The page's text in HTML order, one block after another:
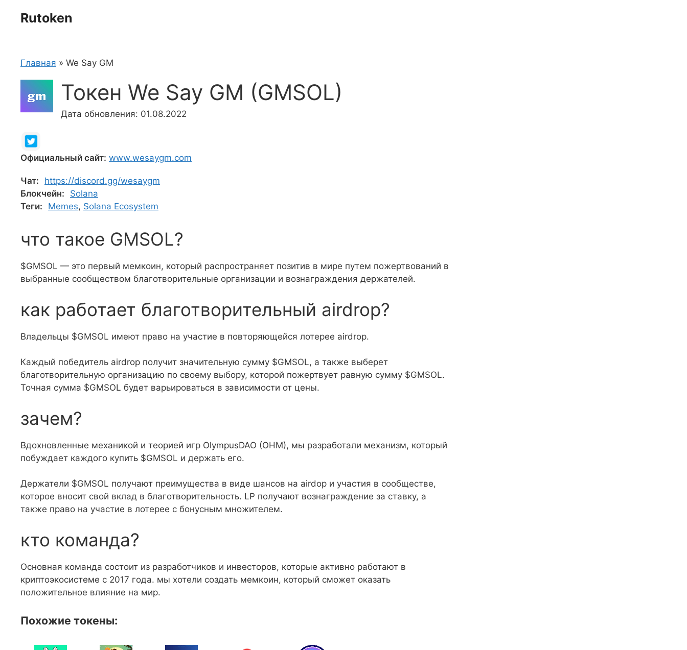
Rutoken
Главная » We Say GM
Токен We Say GM (GMSOL)
Дата обновления: 01.08.2022
Официальный сайт: www.wesaygm.com
Чат:
https://discord.gg/wesaygm
Блокчейн:
Solana
Теги:
Memes, Solana Ecosystem
что такое GMSOL?
$GMSOL — это первый мемкоин, который распространяет позитив в мире путем пожертвований в
выбранные сообществом благотворительные организации и вознаграждения держателей.
как работает благотворительный airdrop?
Владельцы $GMSOL имеют право на участие в повторяющейся лотерее airdrop.
Каждый победитель airdrop получит значительную сумму $GMSOL, а также выберет
благотворительную организацию по своему выбору, которой пожертвует равную сумму $GMSOL.
Точная сумма $GMSOL будет варьироваться в зависимости от цены.
зачем?
Вдохновленные механикой и теорией игр OlympusDAO (OHM), мы разработали механизм, который
побуждает каждого купить $GMSOL и держать его.
Держатели $GMSOL получают преимущества в виде шансов на airdop и участия в сообществе,
которое вносит свой вклад в благотворительность. LP получают вознаграждение за ставку, а
также право на участие в лотерее с бонусным множителем.
кто команда?
Основная команда состоит из разработчиков и инвесторов, которые активно работают в
криптоэкосистеме с 2017 года. мы хотели создать мемкоин, который сможет оказать
положительное влияние на мир.
Похожие токены: